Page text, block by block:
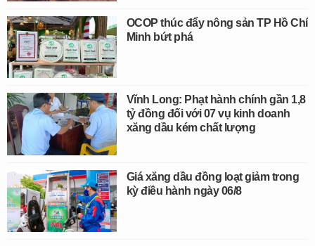
OCOP thúc đẩy nông sản TP Hồ Chí
Minh bứt phá
Vĩnh Long: Phạt hành chính gần 1,8
tỷ đồng đối với 07 vụ kinh doanh
xăng dầu kém chất lượng
Giá xăng dầu đồng loạt giảm trong
kỳ điều hành ngày 06/8